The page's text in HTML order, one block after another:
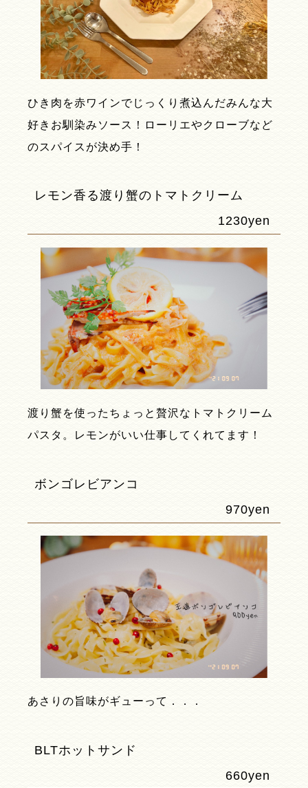
ひき肉を赤ワインでじっくり煮込んだみんな大
好きお馴染みソース！​ローリエやクローブなど
のスパイスが決め手！
レモン香る渡り蟹のトマトクリーム
1230yen
渡り蟹を使ったちょっと贅沢なトマトクリーム
パスタ。レモンがいい仕事してくれてます！
ボンゴレビアンコ
970yen
あさりの旨味がギューって．．．
BLTホットサンド
660yen